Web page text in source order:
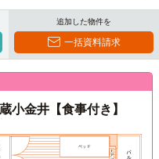
追加した物件を
一括資料請求
小金井【食事付き】